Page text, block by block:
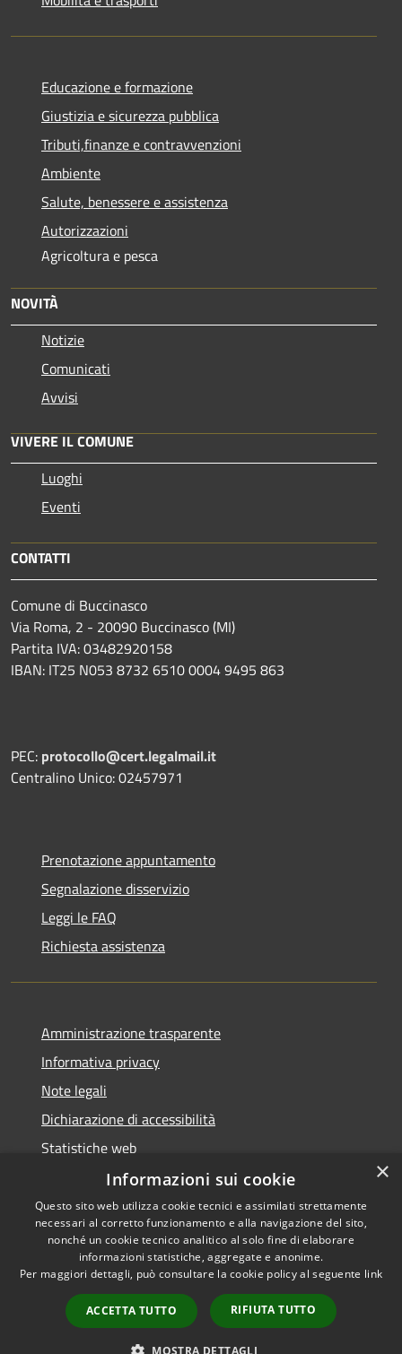
Educazione e formazione
Giustizia e sicurezza pubblica
Tributi,finanze e contravvenzioni
Ambiente
Salute, benessere e assistenza
Autorizzazioni
Agricoltura e pesca
NOVITÀ
Notizie
Comunicati
Avvisi
VIVERE IL COMUNE
Luoghi
Eventi
CONTATTI
Comune di Buccinasco
Via Roma, 2 - 20090 Buccinasco (MI)
Partita IVA: 03482920158
IBAN: IT25 N053 8732 6510 0004 9495 863
PEC: protocollo@cert.legalmail.it
Centralino Unico: 02457971
Prenotazione appuntamento
Segnalazione disservizio
Leggi le FAQ
Richiesta assistenza
Amministrazione trasparente
Informativa privacy
Note legali
Dichiarazione di accessibilità
Statistiche web
Accessibilità
Privacy
Mappa del sito
Copyright © 2026 • Comune di
Buccinasco • Powered by
Municipium•Accesso
redazione
×
Informazioni sui cookie
Questo sito web utilizza cookie tecnici e assimilati strettamente
necessari al corretto funzionamento e alla navigazione del sito,
nonché un cookie tecnico analitico al solo fine di elaborare
informazioni statistiche, aggregate e anonime.
Per maggiori dettagli, può consultare la cookie policy al seguente link
ACCETTA TUTTO RIFIUTA TUTTO
MOSTRA DETTAGLI